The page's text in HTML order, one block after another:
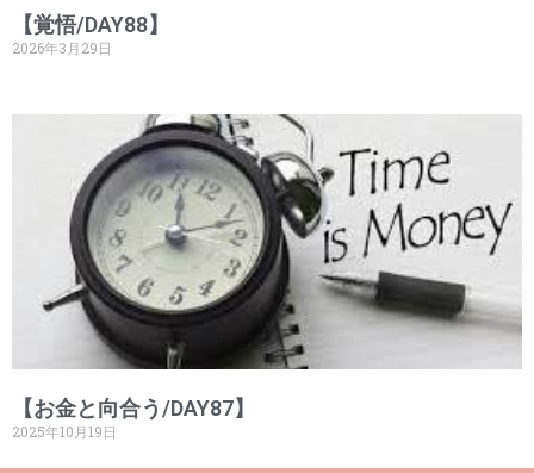
【覚悟/DAY88】
2026年3月29日
【お金と向合う/DAY87】
2025年10月19日